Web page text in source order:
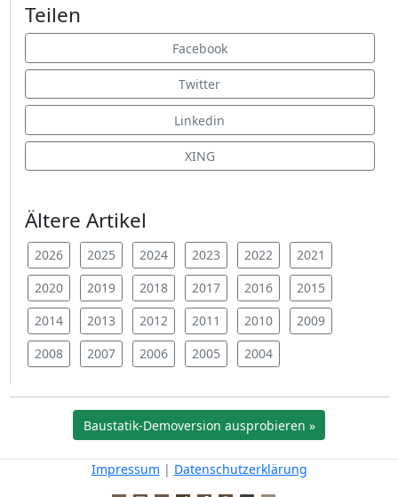
Teilen
Facebook
Twitter
Linkedin
XING
Ältere Artikel
2026 2025 2024 2023 2022
2021
2020
2019 2018 2017 2016
2015
2014
2013 2012 2011 2010
2009
2008
2007 2006 2005 2004
Baustatik-Demoversion ausprobieren »
Impressum | Datenschutzerklärung